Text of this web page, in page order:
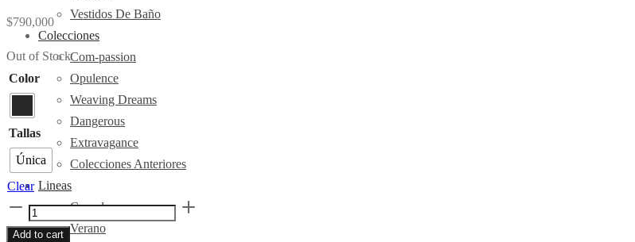
Vestidos De Baño
Colecciones
Com-passion
Opulence
Weaving Dreams
Dangerous
Extravagance
Colecciones Anteriores
Lineas
Casual
Verano
$790,000
Out of Stock
Color
Tallas
Única
Clear
Pareo
Wild
Add to cart